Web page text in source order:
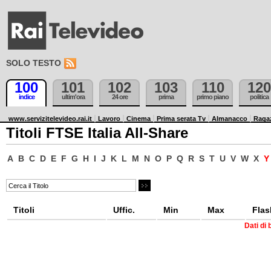
SOLO TESTO
100
indice
101
ultim'ora
102
24 ore
103
prima
110
primo piano
120
politica
www.servizitelevideo.rai.it Lavoro Cinema Prima serata Tv Almanacco
Titoli FTSE Italia All-Share
A B C D E F G H I J K L M N O P Q R S T U V W X Y
Titoli Uffic. Min Max
Dati di